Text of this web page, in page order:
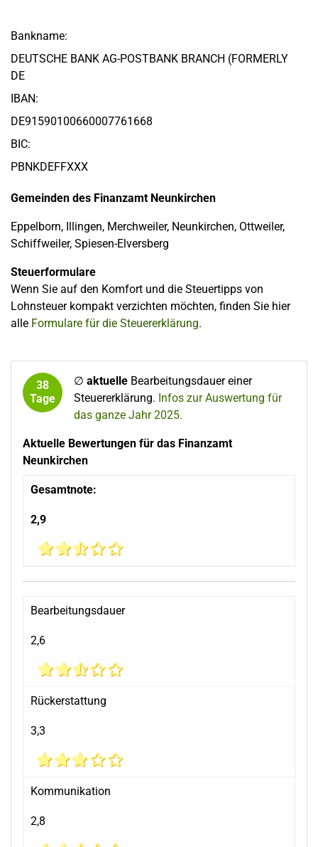
Bankname:
DEUTSCHE BANK AG-POSTBANK BRANCH (FORMERLY
DE
IBAN:
DE91590100660007761668
BIC:
PBNKDEFFXXX
Gemeinden des Finanzamt Neunkirchen
Eppelborn, Illingen, Merchweiler, Neunkirchen, Ottweiler,
Schiffweiler, Spiesen-Elversberg
Steuerformulare
Wenn Sie auf den Komfort und die Steuertipps von
Lohnsteuer kompakt verzichten möchten, finden Sie hier
alle Formulare für die Steuererklärung.
38
Tage
∅ aktuelle Bearbeitungsdauer einer
Steuererklärung. Infos zur Auswertung für
das ganze Jahr 2025.
Aktuelle Bewertungen für das Finanzamt
Neunkirchen
Gesamtnote:
2,9
Bearbeitungsdauer
2,6
Rückerstattung
3,3
Kommunikation
2,8